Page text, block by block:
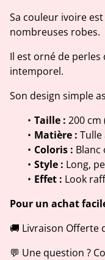
Sa couleur ivoire
nombreuses robes.
Il est orné de
intemporel.
Son design simple
Taille : 200 cm
Matière : Tulle
Coloris : Blanc
Style : Long,
Effet : Look
Pour un achat
🚚 Livraison Offerte
💬 Une question ?